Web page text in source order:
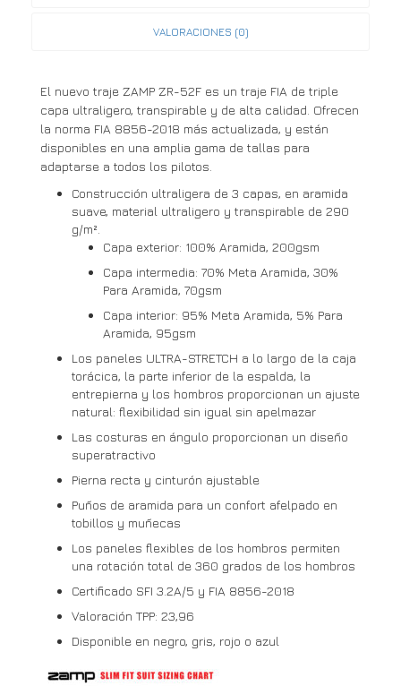
VALORACIONES (0)
El nuevo traje ZAMP ZR-52F es un traje FIA de triple
capa ultraligero, transpirable y de alta calidad. Ofrecen
la norma FIA 8856-2018 más actualizada, y están
disponibles en una amplia gama de tallas para
adaptarse a todos los pilotos.
Construcción ultraligera de 3 capas, en aramida
suave, material ultraligero y transpirable de 290
g/m².
Capa exterior: 100% Aramida, 200gsm
Capa intermedia: 70% Meta Aramida, 30%
Para Aramida, 70gsm
Capa interior: 95% Meta Aramida, 5% Para
Aramida, 95gsm
Los paneles ULTRA-STRETCH a lo largo de la caja
torácica, la parte inferior de la espalda, la
entrepierna y los hombros proporcionan un ajuste
natural: flexibilidad sin igual sin apelmazar
Las costuras en ángulo proporcionan un diseño
superatractivo
Pierna recta y cinturón ajustable
Puños de aramida para un confort afelpado en
tobillos y muñecas
Los paneles flexibles de los hombros permiten
una rotación total de 360 grados de los hombros
Certificado SFI 3.2A/5 y FIA 8856-2018
Valoración TPP: 23,96
Disponible en negro, gris, rojo o azul